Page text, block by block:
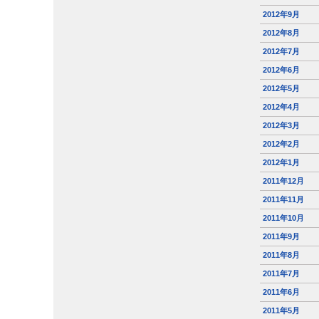
2012年9月
2012年8月
2012年7月
2012年6月
2012年5月
2012年4月
2012年3月
2012年2月
2012年1月
2011年12月
2011年11月
2011年10月
2011年9月
2011年8月
2011年7月
2011年6月
2011年5月